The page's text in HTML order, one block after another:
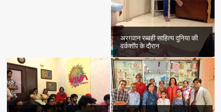
अरग़वान रब्बही साहित्य दुनिया की
वर्कशॉप के दौरान